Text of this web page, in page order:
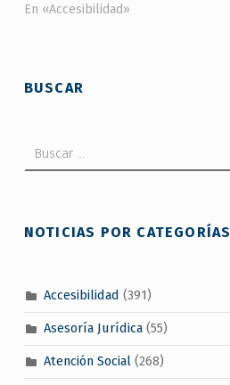
En «Accesibilidad»
BUSCAR
NOTICIAS POR CATEGORÍAS
Accesibilidad (391)
Asesoría Jurídica(55)
Atención Social(268)